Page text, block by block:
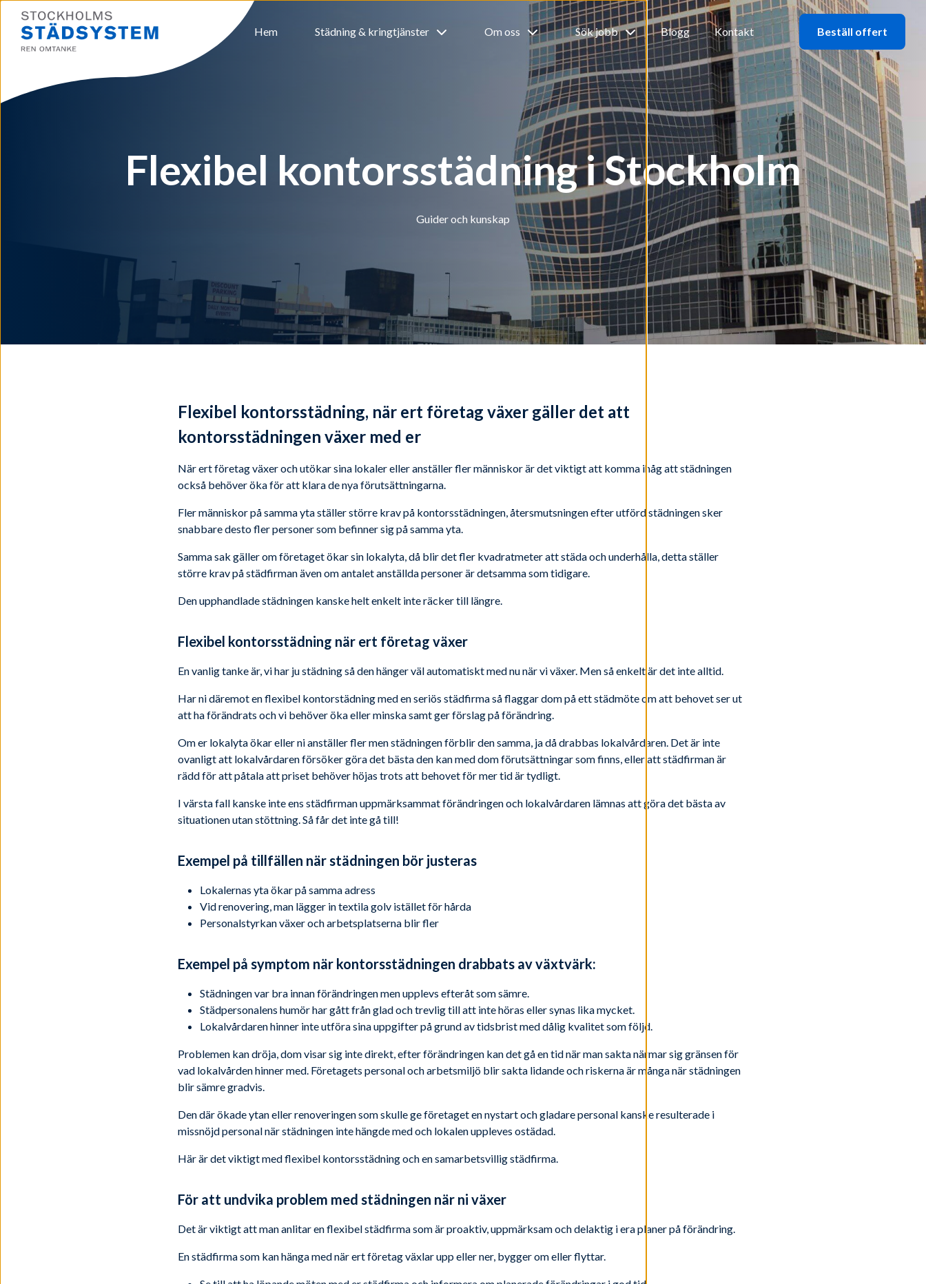
Hem Städning & kringtjänster Om oss Sök jobb Blogg Kontakt Beställ offert
Flexibel kontorsstädning i Stockholm
Guider och kunskap
Flexibel kontorsstädning, när ert företag växer gäller det att
kontorsstädningen växer med er
När ert företag växer och utökar sina lokaler eller anställer fler människor är det viktigt att komma ihåg att städningen
också behöver öka för att klara de nya förutsättningarna.
Fler människor på samma yta ställer större krav på kontorsstädningen, återsmutsningen efter utförd städningen sker
snabbare desto fler personer som befinner sig på samma yta.
Samma sak gäller om företaget ökar sin lokalyta, då blir det fler kvadratmeter att städa och underhålla, detta ställer
större krav på städfirman även om antalet anställda personer är detsamma som tidigare.
Den upphandlade städningen kanske helt enkelt inte räcker till längre.
Flexibel kontorsstädning när ert företag växer
En vanlig tanke är, vi har ju städning så den hänger väl automatiskt med nu när vi växer. Men så enkelt är det inte alltid.
Har ni däremot en flexibel kontorstädning med en seriös städfirma så flaggar dom på ett städmöte om att behovet ser ut
att ha förändrats och vi behöver öka eller minska samt ger förslag på förändring.
Om er lokalyta ökar eller ni anställer fler men städningen förblir den samma, ja då drabbas lokalvårdaren. Det är inte
ovanligt att lokalvårdaren försöker göra det bästa den kan med dom förutsättningar som finns, eller att städfirman är
rädd för att påtala att priset behöver höjas trots att behovet för mer tid är tydligt.
I värsta fall kanske inte ens städfirman uppmärksammat förändringen och lokalvårdaren lämnas att göra det bästa av
situationen utan stöttning. Så får det inte gå till!
Exempel på tillfällen när städningen bör justeras
Lokalernas yta ökar på samma adress
Vid renovering, man lägger in textila golv istället för hårda
Personalstyrkan växer och arbetsplatserna blir fler
Exempel på symptom när kontorsstädningen drabbats av växtvärk:
Städningen var bra innan förändringen men upplevs efteråt som sämre.
Städpersonalens humör har gått från glad och trevlig till att inte höras eller synas lika mycket.
Lokalvårdaren hinner inte utföra sina uppgifter på grund av tidsbrist med dålig kvalitet som följd.
Problemen kan dröja, dom visar sig inte direkt, efter förändringen kan det gå en tid när man sakta närmar sig gränsen för
vad lokalvården hinner med. Företagets personal och arbetsmiljö blir sakta lidande och riskerna är många när städningen
blir sämre gradvis.
Den där ökade ytan eller renoveringen som skulle ge företaget en nystart och gladare personal kanske resulterade i
missnöjd personal när städningen inte hängde med och lokalen uppleves ostädad.
Här är det viktigt med flexibel kontorsstädning och en samarbetsvillig städfirma.
För att undvika problem med städningen när ni växer
Det är viktigt att man anlitar en flexibel städfirma som är proaktiv, uppmärksam och delaktig i era planer på förändring.
En städfirma som kan hänga med när ert företag växlar upp eller ner, bygger om eller flyttar.